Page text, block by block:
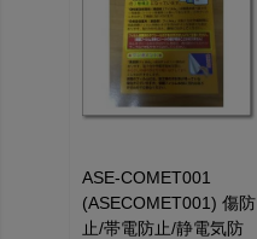
ASE-COMET001
(ASECOMET001) 傷防
止/帯電防止/静電気防